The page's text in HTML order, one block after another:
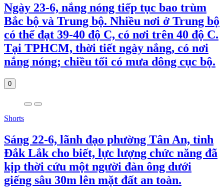
Ngày 23-6, nắng nóng tiếp tục bao trùm
Bắc bộ và Trung bộ. Nhiều nơi ở Trung bộ
có thể đạt 39-40 độ C, có nơi trên 40 độ C.
Tại TPHCM, thời tiết ngày nắng, có nơi
nắng nóng; chiều tối có mưa dông cục bộ.
0
Shorts
Sáng 22-6, lãnh đạo phường Tân An, tỉnh
Đắk Lắk cho biết, lực lượng chức năng đã
kịp thời cứu một người đàn ông dưới
giếng sâu 30m lên mặt đất an toàn.